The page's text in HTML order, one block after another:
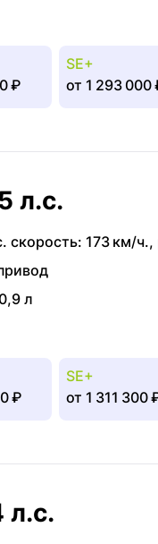
₽
SE+
от 1 293 000
л.с.
скорость: 173 км/ч.,
л
₽
SE+
от 1 311 300
л.с.